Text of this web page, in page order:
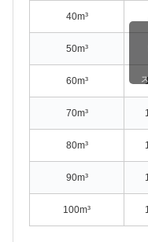
40m³
50m³
60m³
70m³
80m³
90m³
100m³